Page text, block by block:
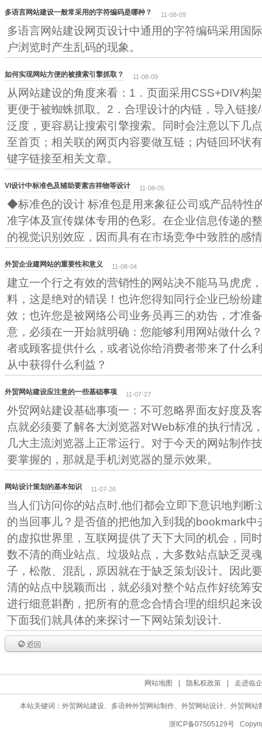
多语言网站建设一般常采用的字符编码是哪种？ 11-08-09
多语言网站建设网页设计中通用的字符编码采用国
户浏览时产生乱码的现象。
如何实现网站方便的被搜索引擎抓取？ 11-08-09
从网站建设的角度来看：1．页面采用CSS+DIV构
更便于被蜘蛛抓取。2．合理设计的内链，导入链
泛度，更容易让搜索引擎搜索。同时会注意以下几
至首页；相关联的网页内容要做互链；内链回环状
键字链接至相关文章。
VI设计中标准色及辅助要素吉祥物等设计 11-08-05
◆标准色的设计 标准包是用来象征公司或产品特性
准字体及宣传媒体专用的色彩。在企业信息传递的
的视觉识别效应，因而具有在市场竞争中致胜的感
外贸企业建网站的重要性和意义 11-08-04
建立一个行之有效的营销性的网站决不能马马虎虎
料，这是绝对的错误！也许您得知同行企业已纷纷
效；也许您是被网络公司业务员再三的劝告，才准
意，必须在一开始就明确：您能够利用网站做什么
者或顾客提供什么，或者说你给消费者带来了什么
从中获得什么利益？
外贸网站建设应注意的一些基础事项 11-07-27
外贸网站建设基础事项一：不可忽略界面友好度及
点就必须要了解各大浏览器对Web标准的执行情况
几大主流浏览器上正常运行。对于今天的网站制作
要掌握的，那就是手机浏览器的显示效果。
网站设计策划的基本知识 11-07-26
当人们访问你的站点时,他们都会立即下意识地判断
的当回事儿？是否值的把他加入到我的bookmark
的虚拟世界里，互联网提供了天下大同的机会，同
数不清的商业站点、垃圾站点，大多数站点缺乏灵
子，松散、混乱，原因就在于缺乏策划设计。因此
清的站点中脱颖而出，就必须对整个站点作好统筹
进行细意斟酌，把所有的意念合情合理的组织起来
下面我们就具体的来探讨一下网站策划设计.
网站地图 隐私权政策 走进临企
本站关键词： 外贸网站建设、多语种外贸网站制作、 外贸网站设计、 外贸网站
浙ICP备07505129号